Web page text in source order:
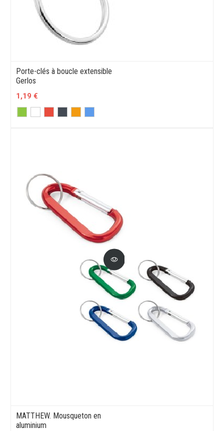
Porte-clés à boucle extensible
Gerlos
1,19 €
MATTHEW. Mousqueton en
aluminium